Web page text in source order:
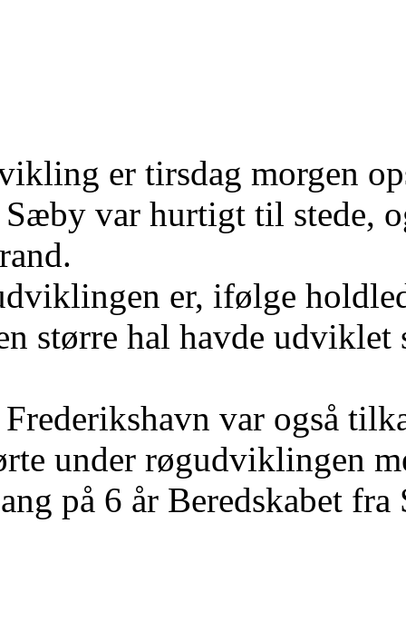
er tirsdag morgen
var hurtigt til stede,
er, ifølge
større hal havde udviklet
Frederikshavn var også
under røgudviklingen
på 6 år Beredskabet